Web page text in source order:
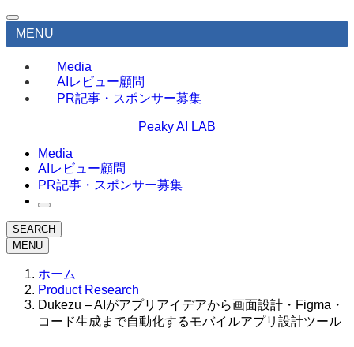
MENU
Media
AIレビュー顧問
PR記事・スポンサー募集
Peaky AI LAB
Media
AIレビュー顧問
PR記事・スポンサー募集
SEARCH
MENU
ホーム
Product Research
Dukezu – AIがアプリアイデアから画面設計・Figma・
コード生成まで自動化するモバイルアプリ設計ツール